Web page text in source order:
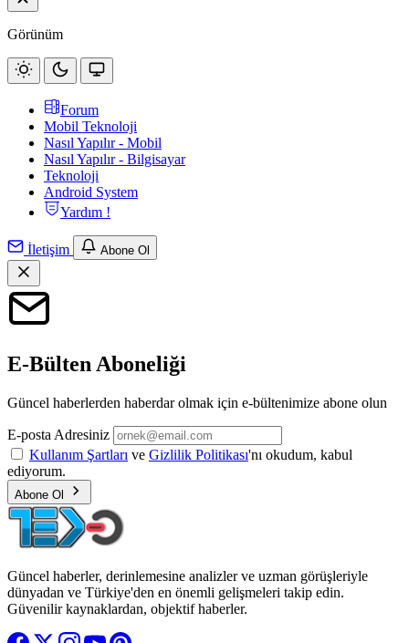
Görünüm
Forum
Mobil Teknoloji
Nasıl Yapılır - Mobil
Nasıl Yapılır - Bilgisayar
Teknoloji
Android System
Yardım !
İletişim Abone Ol
E-Bülten Aboneliği
Güncel haberlerden haberdar olmak için e-bültenimize abone olun
E-posta Adresiniz
Kullanım Şartları ve Gizlilik Politikası'nı okudum, kabul
ediyorum.
Abone Ol
Güncel haberler, derinlemesine analizler ve uzman görüşleriyle
dünyadan ve Türkiye'den en önemli gelişmeleri takip edin.
Güvenilir kaynaklardan, objektif haberler.